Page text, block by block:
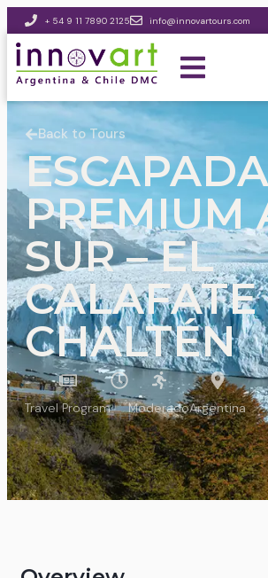
+ 54 9 11 7890 2125 info@innovartours.com
Back to Tours
ESCAPADA
PREMIUM
SUR – EL
CALAFATE
CHALTÉN
Travel Program ModeradoArgentina